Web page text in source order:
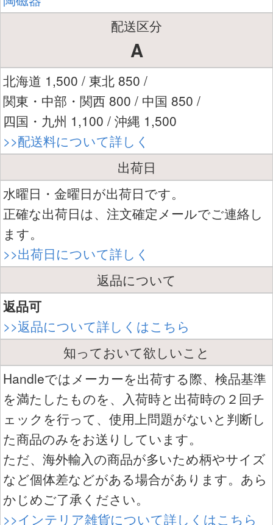
配送区分
A
北海道 1,500 / 東北 850 /
関東・中部・関西 800 / 中国 850 /
四国・九州 1,100 / 沖縄 1,500
>>配送料について詳しく
出荷日
水曜日・金曜日が出荷日です。
正確な出荷日は、注文確定メールでご連絡し
ます。
>>出荷日について詳しく
返品について
返品可
>>返品について詳しくはこちら
知っておいて欲しいこと
Handleではメーカーを出荷する際、検品基準
を満たしたものを、入荷時と出荷時の２回チ
ェックを行って、使用上問題がないと判断し
た商品のみをお送りしています。
ただ、海外輸入の商品が多いため柄やサイズ
など個体差などがある場合があります。あら
かじめご了承ください。
>>インテリア雑貨について詳しくはこちら